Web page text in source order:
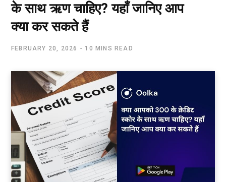
के साथ ऋण चाहिए? यहाँ जानिए आप
क्या कर सकते हैं
FEBRUARY 20, 2026 10 MINS READ